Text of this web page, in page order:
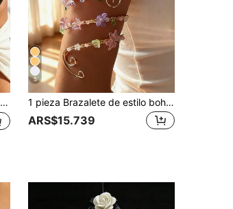
5
1 pieza Brazalete de estilo bohemio con flores de playa, accesorio de brazo ajustable de oro con colgante de flor rosa y hoja verde, joyería de brazo para mujer para vacaciones de verano
ARS$15.739